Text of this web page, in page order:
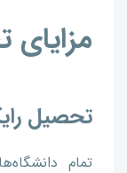
مزایای
تحصیل
تمام